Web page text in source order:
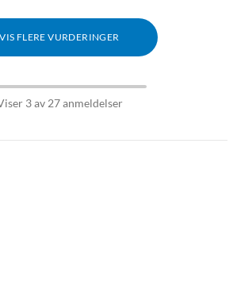
VIS FLERE VURDERINGER
3 av 27 anmeldelser